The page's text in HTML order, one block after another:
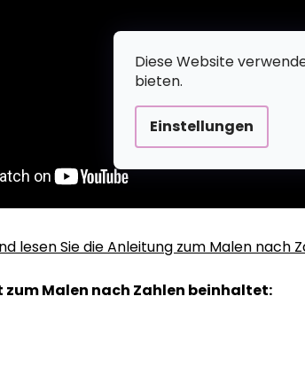
Diese Website
bieten.
Einstellungen
lesen Sie die Anleitung zum Malen nach
zum Malen nach Zahlen beinhaltet: